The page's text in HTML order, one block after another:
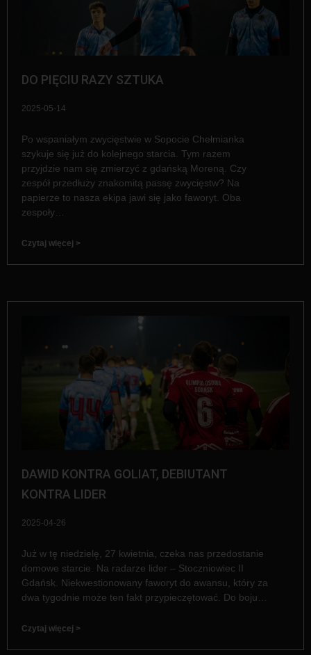
DO PIĘCIU RAZY SZTUKA
2025-05-14
Po wspaniałym zwycięstwie w Sopocie Chełmianka
szykuje się już do kolejnego starcia. Tym razem
przyjdzie nam się zmierzyć z gdańską Moreną. Czy
zespół przedłuży znakomitą passę zwycięstw? Na
papierze to nasza ekipa jawi się jako faworyt. Oba
zespoły…
Czytaj więcej >
DAWID KONTRA GOLIAT, DEBIUTANT
KONTRA LIDER
2025-04-26
Już w tę niedzielę, 27 kwietnia, czeka nas przedostanie
domowe starcie. Na radarze lider – Stoczniowiec II
Gdańsk. Niekwestionowany faworyt do awansu, który za
dwa tygodnie może ten fakt przypieczętować. Do boju…
Czytaj więcej >